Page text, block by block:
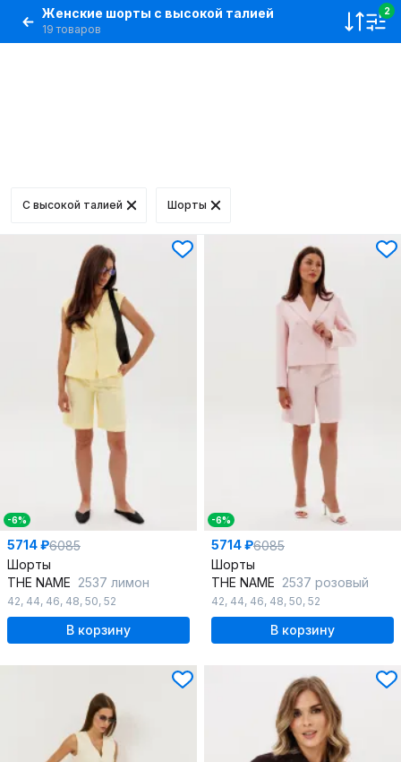
Женские шорты с высокой талией
19 товаров
2
С высокой талией Шорты
-6%
5714 ₽6085
Шорты
THE NAME 2537 лимон
42, 44, 46, 48, 50, 52
В корзину
-6%
5714 ₽6085
Шорты
THE NAME 2537 розовый
42, 44, 46, 48, 50, 52
В корзину